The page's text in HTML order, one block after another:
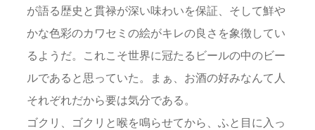
が語る歴史と貫禄が深い味わいを保証、そして鮮や
かな色彩のカワセミの絵がキレの良さを象徴してい
るようだ。これこそ世界に冠たるビールの中のビー
ルであると思っていた。まぁ、お酒の好みなんて人
それぞれだから要は気分である。
ゴクリ、ゴクリと喉を鳴らせてから、ふと目に入っ